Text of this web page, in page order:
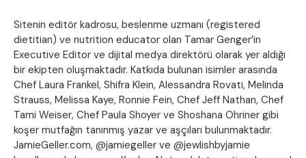
Sitenin editör kadrosu, beslenme uzmanı (registered
dietitian) ve nutrition educator olan Tamar Genger’in
Executive Editor ve dijital medya direktörü olarak yer aldığı
bir ekipten oluşmaktadır. Katkıda bulunan isimler arasında
Chef Laura Frankel, Shifra Klein, Alessandra Rovati, Melinda
Strauss, Melissa Kaye, Ronnie Fein, Chef Jeff Nathan, Chef
Tami Weiser, Chef Paula Shoyer ve Shoshana Ohriner gibi
koşer mutfağın tanınmış yazar ve aşçıları bulunmaktadır.
JamieGeller.com, @jamiegeller ve @jewlishbyjamie